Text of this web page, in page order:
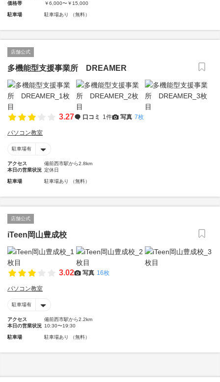
価格帯
￥6,000〜￥15,000
駐車場 駐車場あり （無料）
店舗公式
多機能型支援事業所 DREAMER
3.27 口コミ 1件 写真 7枚
パソコン教室
駐車場有
アクセス
備前西市駅から2.8km
本日の営業状況 定休日
駐車場 駐車場あり （無料）
店舗公式
iTeen岡山豊成校
3.02 写真 16枚
パソコン教室
駐車場有
アクセス
備前西市駅から2.2km
本日の営業状況 10:30〜19:30
駐車場 駐車場あり （無料）